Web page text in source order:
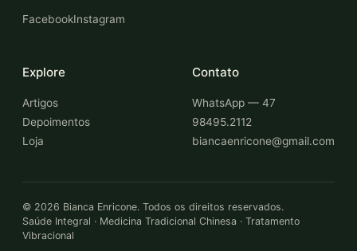
FacebookInstagram
Explore
Artigos
Depoimentos
Loja
Contato
WhatsApp — 47
98495.2112
biancaenricone@gmail.com
© 2026 Bianca Enricone. Todos os direitos reservados.
Saúde Integral · Medicina Tradicional Chinesa · Tratamento
Vibracional